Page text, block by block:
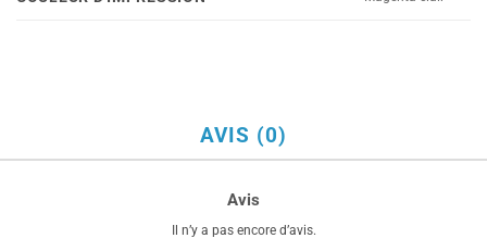
AVIS (0)
Avis
Il n’y a pas encore d’avis.